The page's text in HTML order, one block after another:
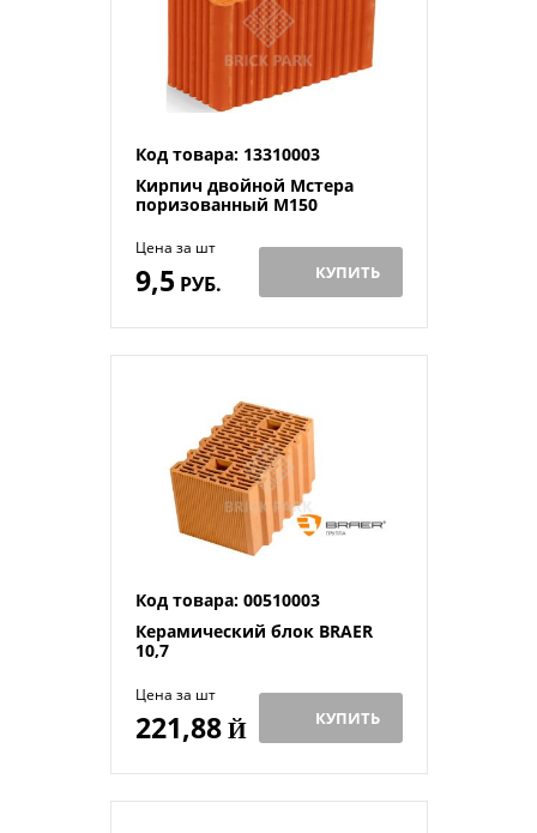
Код товара: 13310003
Кирпич двойной Мстера
поризованный М150
Цена за шт
9,5 РУБ. КУПИТЬ
Код товара: 00510003
Керамический блок BRAER
10,7
Цена за шт
221,88Й КУПИТЬ